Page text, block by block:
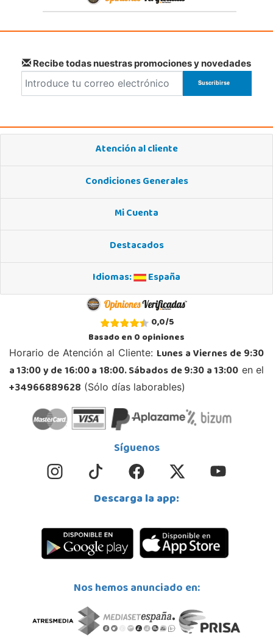
Recibe todas nuestras promociones y novedades
Atención al cliente
Condiciones Generales
Mi Cuenta
Destacados
Idiomas:
España
0,0/5
Basado en0opiniones
Horario de Atención al Cliente: Lunes a Viernes de 9:30
a 13:00 y de 16:00 a 18:00. Sábados de 9:30 a 13:00 en el
+34966889628 (Sólo días laborables)
Síguenos
Descarga la app:
Nos hemos anunciado en: